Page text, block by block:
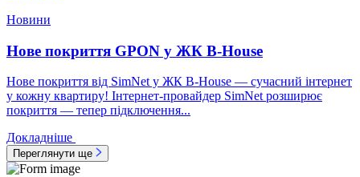
Новини
Нове покриття GPON у ЖК B-House
Нове покриття від SimNet у ЖК B-House — сучасний інтернет
у кожну квартиру! Інтернет-провайдер SimNet розширює
покриття — тепер підключення...
Докладніше
Переглянути ще